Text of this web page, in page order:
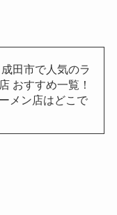
成田市で人気のラ
おすすめ一覧！
メン店はどこで